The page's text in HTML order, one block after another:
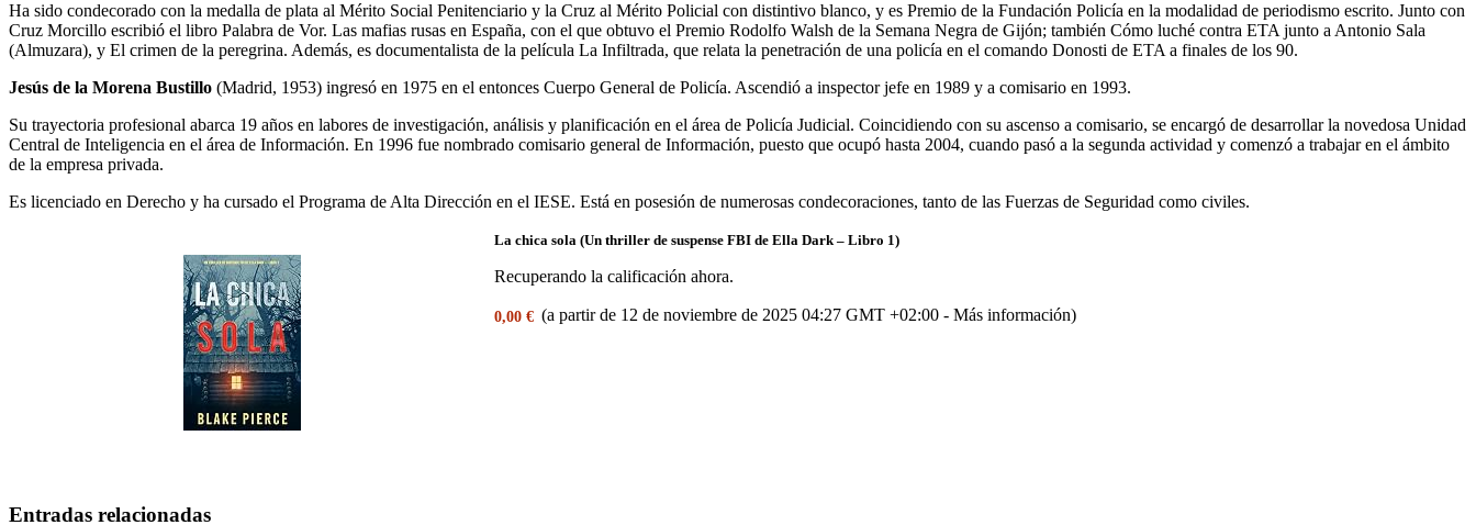
Ha sido condecorado con la medalla de plata al Mérito Social Penitenciario y la Cruz al Mérito Policial con distintivo blanco, y es Premio de la Fundación Policía en la modalidad de periodismo escrito. Junto con
Cruz Morcillo escribió el libro Palabra de Vor. Las mafias rusas en España, con el que obtuvo el Premio Rodolfo Walsh de la Semana Negra de Gijón; también Cómo luché contra ETA junto a Antonio Sala
(Almuzara), y El crimen de la peregrina. Además, es documentalista de la película La Infiltrada, que relata la penetración de una policía en el comando Donosti de ETA a finales de los 90.
Jesús de la Morena Bustillo (Madrid, 1953) ingresó en 1975 en el entonces Cuerpo General de Policía. Ascendió a inspector jefe en 1989 y a comisario en 1993.
Su trayectoria profesional abarca 19 años en labores de investigación, análisis y planificación en el área de Policía Judicial. Coincidiendo con su ascenso a comisario, se encargó de desarrollar la novedosa Unidad
Central de Inteligencia en el área de Información. En 1996 fue nombrado comisario general de Información, puesto que ocupó hasta 2004, cuando pasó a la segunda actividad y comenzó a trabajar en el ámbito
de la empresa privada.
Es licenciado en Derecho y ha cursado el Programa de Alta Dirección en el IESE. Está en posesión de numerosas condecoraciones, tanto de las Fuerzas de Seguridad como civiles.
La chica sola (Un thriller de suspense FBI de Ella Dark – Libro 1)
Recuperando la calificación ahora.
0,00 € (a partir de 12 de noviembre de 2025 04:27 GMT +02:00 -Más información)
Entradas relacionadas